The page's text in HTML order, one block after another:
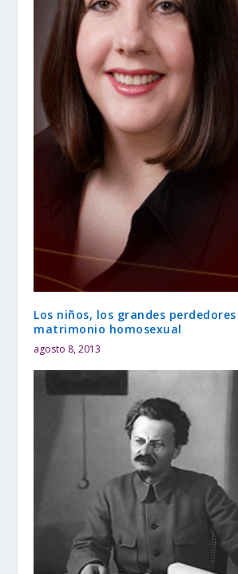
Los niños, los grandes perdedores
matrimonio homosexual
agosto 8, 2013